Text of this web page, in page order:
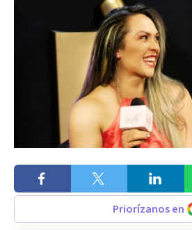
Priorízanos en